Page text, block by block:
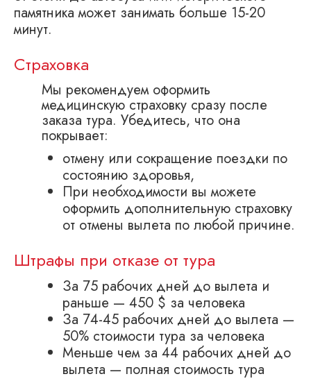
памятника может занимать больше 15-20
минут.
Страховка
Мы рекомендуем оформить
медицинскую страховку сразу после
заказа тура. Убедитесь, что она
покрывает:
отмену или сокращение поездки по
состоянию здоровья,
При необходимости вы можете
оформить дополнительную страховку
от отмены вылета по любой причине.
Штрафы при отказе от тура
За 75 рабочих дней до вылета и
раньше — 450 $ за человека
За 74-45 рабочих дней до вылета —
50% стоимости тура за человека
Меньше чем за 44 рабочих дней до
вылета — полная стоимость тура